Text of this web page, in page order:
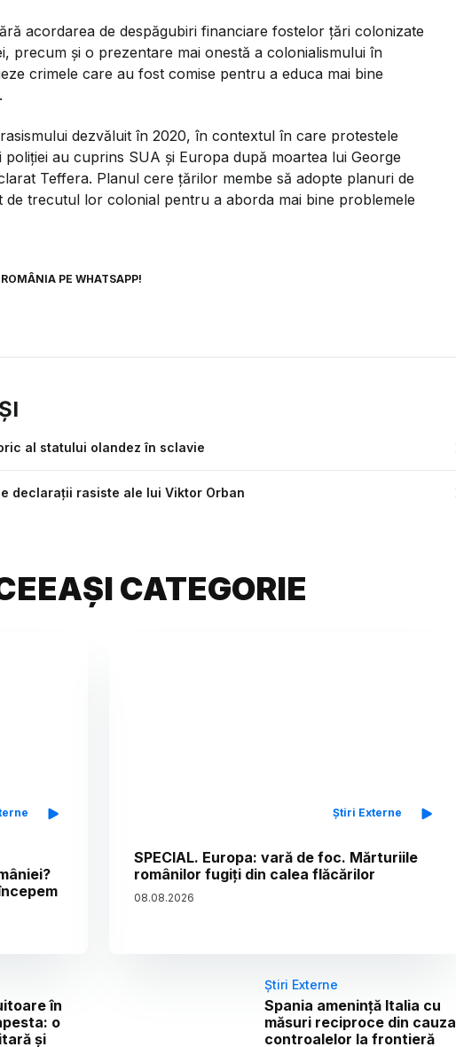
acordarea de despăgubiri financiare fostelor țări colonizate
precum și o prezentare mai onestă a colonialismului în
crimele care au fost comise pentru a educa mai bine
dezvăluit în 2020, în contextul în care protestele
au cuprins SUA și Europa după moartea lui George
Teffera. Planul cere țărilor membe să adopte planuri de
de trecutul lor colonial pentru a aborda mai bine problemele
PE WHATSAPP!
al statului olandez în sclavie
declaraţii rasiste ale lui Viktor Orban
CATEGORIE
Știri Externe
SPECIAL. Europa: vară de foc. Mărturiile
românilor fugiți din calea flăcărilor
08.08.2026
în
o
și
Știri Externe
Spania amenință Italia cu
măsuri reciproce din cauza
controalelor la frontieră